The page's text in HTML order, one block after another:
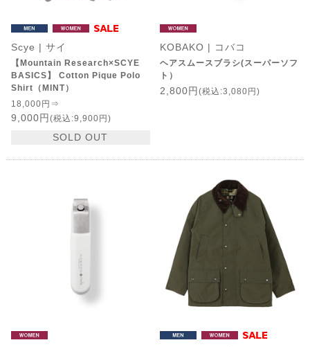
Scye | サイ
【Mountain Research×SCYE
BASICS】 Cotton Pique Polo
Shirt（MINT）
18,000円⇒
9,000円 (税込:9,900円)
SOLD OUT
KOBAKO | コバコ
ヘアスムースブラシ(スーパーソフ
ト）
2,800円 (税込:3,080円)